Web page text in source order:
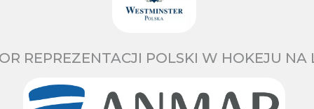
REPREZENTACJI POLSKI W HOKEJU NA